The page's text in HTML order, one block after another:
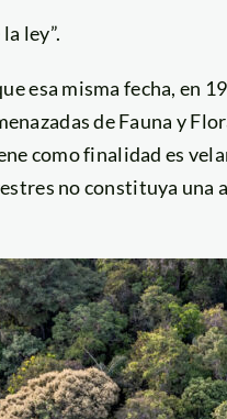
ley”.
esa misma fecha, en
de Fauna y
como finalidad es
no constituya una